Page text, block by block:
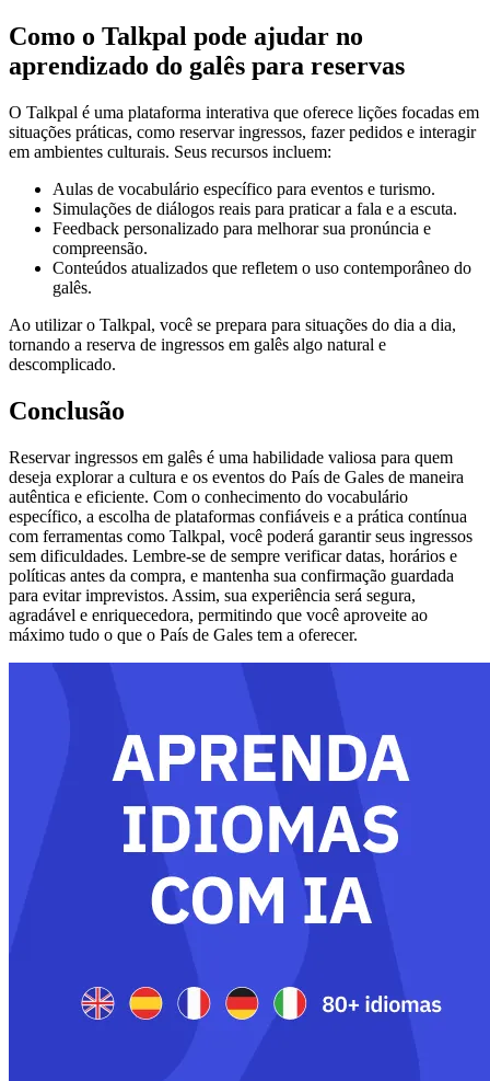
Como o Talkpal pode ajudar no
aprendizado do galês para reservas
O Talkpal é uma plataforma interativa que oferece lições focadas em
situações práticas, como reservar ingressos, fazer pedidos e interagir
em ambientes culturais. Seus recursos incluem:
Aulas de vocabulário específico para eventos e turismo.
Simulações de diálogos reais para praticar a fala e a escuta.
Feedback personalizado para melhorar sua pronúncia e
compreensão.
Conteúdos atualizados que refletem o uso contemporâneo do
galês.
Ao utilizar o Talkpal, você se prepara para situações do dia a dia,
tornando a reserva de ingressos em galês algo natural e
descomplicado.
Conclusão
Reservar ingressos em galês é uma habilidade valiosa para quem
deseja explorar a cultura e os eventos do País de Gales de maneira
autêntica e eficiente. Com o conhecimento do vocabulário
específico, a escolha de plataformas confiáveis e a prática contínua
com ferramentas como Talkpal, você poderá garantir seus ingressos
sem dificuldades. Lembre-se de sempre verificar datas, horários e
políticas antes da compra, e mantenha sua confirmação guardada
para evitar imprevistos. Assim, sua experiência será segura,
agradável e enriquecedora, permitindo que você aproveite ao
máximo tudo o que o País de Gales tem a oferecer.